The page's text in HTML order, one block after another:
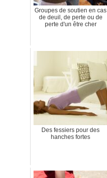
Groupes de soutien en cas
de deuil, de perte ou de
perte d'un être cher
Des fessiers pour des
hanches fortes